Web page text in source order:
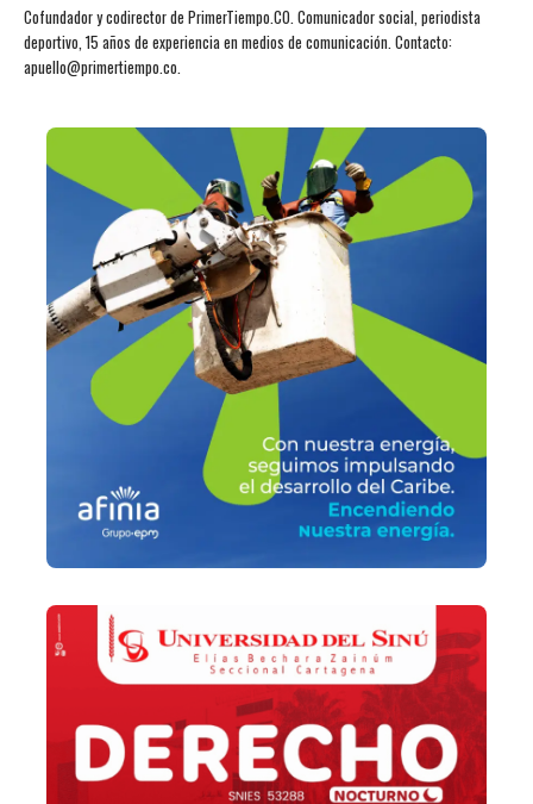
Cofundador y codirector de PrimerTiempo.CO. Comunicador social, periodista
deportivo, 15 años de experiencia en medios de comunicación. Contacto:
apuello@primertiempo.co.